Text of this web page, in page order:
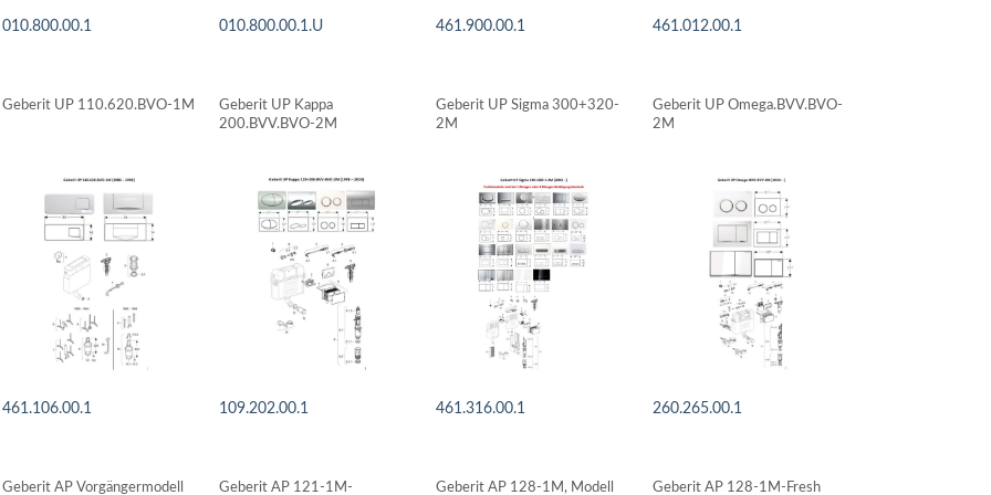
010.800.00.1 010.800.00.1.U 461.900.00.1 461.012.00.1
Geberit UP 110.620.BVO-1M
461.106.00.1
Geberit UP Kappa
200.BVV.BVO-2M
109.202.00.1
Geberit UP Sigma 300+320-
2M
461.316.00.1
Geberit UP Omega.BVV.BVO-
2M
260.265.00.1
Geberit AP Vorgängermodell Geberit AP 121-1M- Geberit AP 128-1M, Modell Geberit AP 128-1M-Fresh